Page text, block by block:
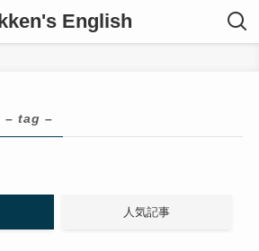
English
– tag –
人気記事